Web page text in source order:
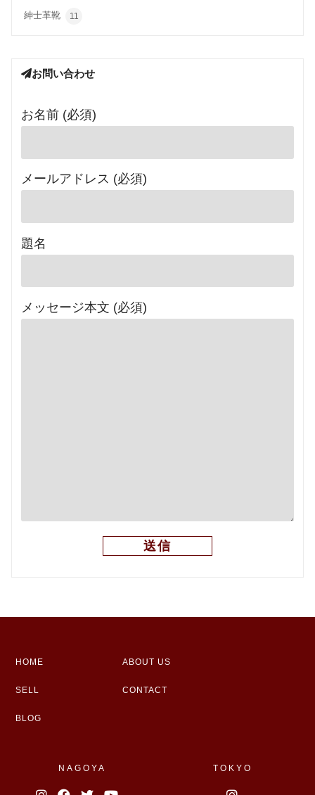
紳士革靴 11
お問い合わせ
お名前 (必須)
メールアドレス (必須)
題名
メッセージ本文 (必須)
HOME ABOUT US
SELL CONTACT
BLOG
NAGOYA TOKYO